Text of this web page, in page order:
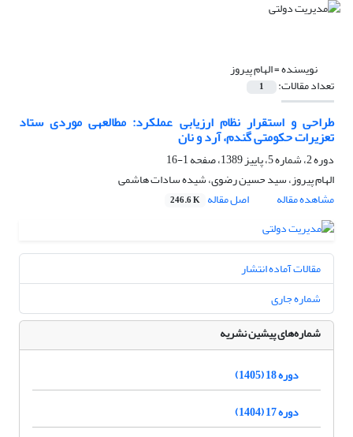
نویسنده =الهام پیروز
تعداد مقالات: 1
طراحی و استقرار نظام ارزیابی عملکرد: مطالعه‎ی‎ موردی ستاد
تعزیرات حکومتی گندم، آرد و نان
دوره 2، شماره 5، پاییز 1389، صفحه
1-16
الهام پیروز، سید حسین رضوی، شیده سادات هاشمی
مشاهده مقاله
اصل مقاله 246.6 K
مقالات آماده انتشار
شماره جاری
شماره‌های پیشین نشریه
دوره 18 (1405)
دوره 17 (1404)